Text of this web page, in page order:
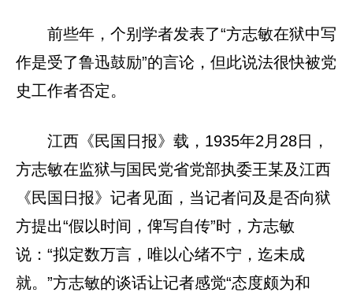
前些年，个别学者发表了“方志敏在狱中写
作是受了鲁迅鼓励”的言论，但此说法很快被党
史工作者否定。
江西《民国日报》载，1935年2月28日，
方志敏在监狱与国民党省党部执委王某及江西
《民国日报》记者见面，当记者问及是否向狱
方提出“假以时间，俾写自传”时，方志敏
说：“拟定数万言，唯以心绪不宁，迄未成
就。”方志敏的谈话让记者感觉“态度颇为和